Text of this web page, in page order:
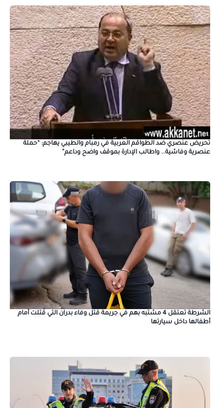
تحريض عنصري ضد الطواقم العربية في رمبام والطيبي يهاجم: “حملة
عنصرية وفاشية.. واطالب الإدارة بموقف واضح وداعم”
الشرطة تعتقل 4 مشتبه بهم في جريمة قتل وفاء بدران التي قُتلت أمام
أطفالها داخل سيارتها